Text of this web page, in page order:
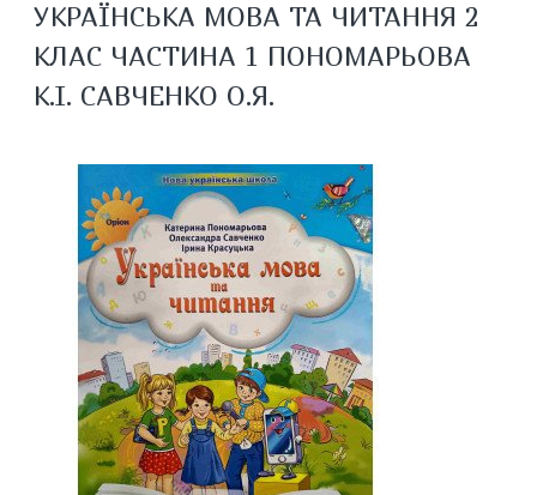
УКРАЇНСЬКА МОВА ТА ЧИТАННЯ 2
КЛАС ЧАСТИНА 1 ПОНОМАРЬОВА
К.І. САВЧЕНКО О.Я.